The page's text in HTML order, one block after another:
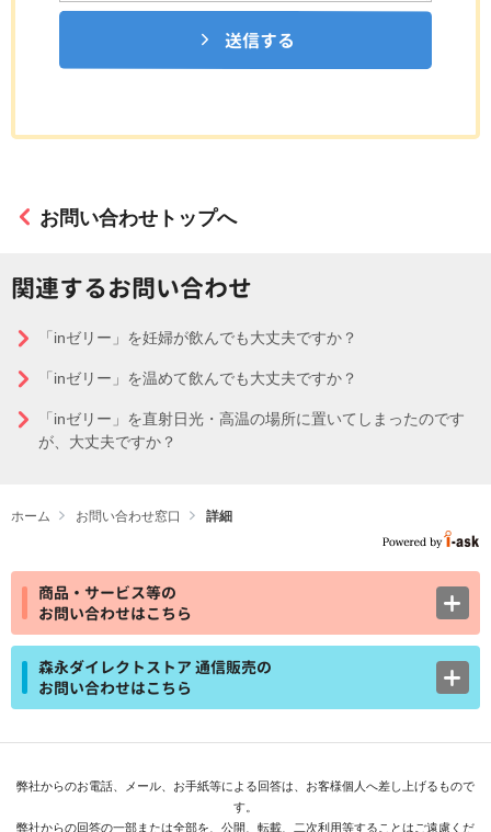
送信する
お問い合わせトップへ
関連するお問い合わせ
「inゼリー」を妊婦が飲んでも大丈夫ですか？
「inゼリー」を温めて飲んでも大丈夫ですか？
「inゼリー」を直射日光・高温の場所に置いてしまったのです
が、大丈夫ですか？
ホーム お問い合わせ窓口 詳細
商品・サービス等の
お問い合わせはこちら
森永ダイレクトストア 通信販売の
お問い合わせはこちら
弊社からのお電話、メール、お手紙等による回答は、お客様個人へ差し上げるもので
す。
弊社からの回答の一部または全部を、公開、転載、二次利用等することはご遠慮くだ